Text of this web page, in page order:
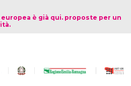
è già qui. proposte per un